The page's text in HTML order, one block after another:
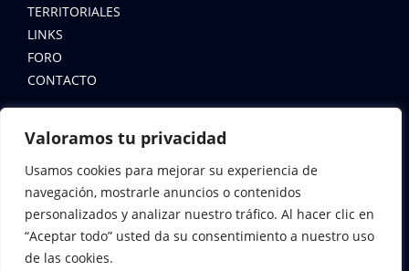
Valoramos tu privacidad
Usamos cookies para mejorar su experiencia de
navegación, mostrarle anuncios o contenidos
personalizados y analizar nuestro tráfico. Al hacer clic en
“Aceptar todo” usted da su consentimiento a nuestro uso
de las cookies.
TERRITORIALES
LINKS
FORO
CONTACTO
LEYES
AVISO LEGAL
POLÍTICA DE COOKIES
POLÍTICA DE PRIVACIDAD